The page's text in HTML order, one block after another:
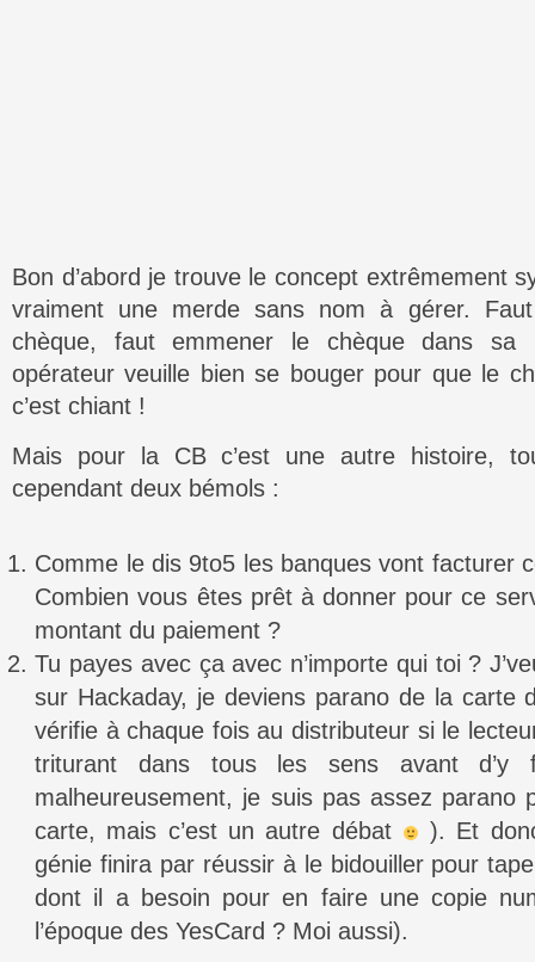
Bon d’abord je trouve le concept extrêmement
vraiment une merde sans nom à gérer.
chèque, faut emmener le chèque dans sa
opérateur veuille bien se bouger pour que le
c’est chiant !
Mais pour la CB c’est une autre histoire,
cependant deux bémols :
Comme le dis 9to5 les banques vont facturer
Combien vous êtes prêt à donner pour ce
montant du paiement ?
Tu payes avec ça avec n’importe qui toi ?
sur Hackaday, je deviens parano de la carte
vérifie à chaque fois au distributeur si le
triturant dans tous les sens avant d’y
malheureusement, je suis pas assez parano
carte, mais c’est un autre débat
). Et
génie finira par réussir à le bidouiller pour
dont il a besoin pour en faire une copie
l’époque des YesCard ? Moi aussi).